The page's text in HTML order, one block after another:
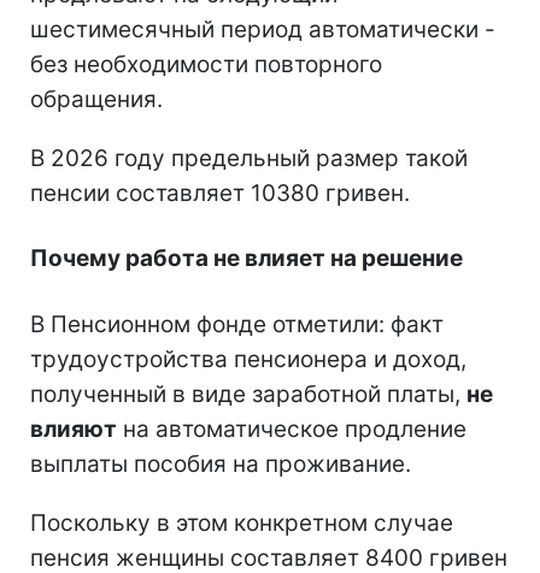
шестимесячный период автоматически -
без необходимости повторного
обращения.
В 2026 году предельный размер такой
пенсии составляет 10380 гривен.
Почему работа не влияет на решение
В Пенсионном фонде отметили: факт
трудоустройства пенсионера и доход,
полученный в виде заработной платы, не
влияют на автоматическое продление
выплаты пособия на проживание.
Поскольку в этом конкретном случае
пенсия женщины составляет 8400 гривен